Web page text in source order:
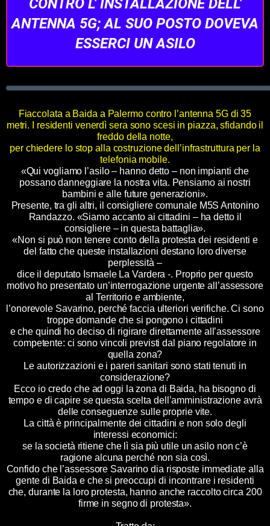
CONTRO L' INSTALLAZIONE DELL'
ANTENNA 5G; AL SUO POSTO DOVEVA
ESSERCI UN ASILO
Fiaccolata a Baida a Palermo contro l’antenna 5G di 35
metri. I residenti venerdì sera sono scesi in piazza, sfidando il
freddo della notte,
per chiedere lo stop alla costruzione dell’infrastruttura per la
telefonia mobile.
«Qui vogliamo l’asilo – hanno detto – non impianti che
possano danneggiare la nostra vita. Pensiamo ai nostri
bambini e alle future generazioni».
Presente, tra gli altri, il consigliere comunale M5S Antonino
Randazzo. «Siamo accanto ai cittadini – ha detto il
consigliere – in questa battaglia».
«Non si può non tenere conto della protesta dei residenti e
del fatto che queste installazioni destano loro diverse
perplessità –
dice il deputato Ismaele La Vardera -. Proprio per questo
motivo ho presentato un’interrogazione urgente all’assessore
al Territorio e ambiente,
l’onorevole Savarino, perché faccia ulteriori verifiche. Ci sono
troppe domande che si pongono i cittadini
e che quindi ho deciso di rigirare direttamente all’assessore
competente: ci sono vincoli previsti dal piano regolatore in
quella zona?
Le autorizzazioni e i pareri sanitari sono stati tenuti in
considerazione?
Ecco io credo che ad oggi la zona di Baida, ha bisogno di
tempo e di capire se questa scelta dell’amministrazione avrà
delle conseguenze sulle proprie vite.
La città è principalmente dei cittadini e non solo degli
interessi economici:
se la società ritiene che lì sia più utile un asilo non c’è
ragione alcuna perché non sia così.
Confido che l’assessore Savarino dia risposte immediate alla
gente di Baida e che si preoccupi di incontrare i residenti
che, durante la loro protesta, hanno anche raccolto circa 200
firme in segno di protesta».